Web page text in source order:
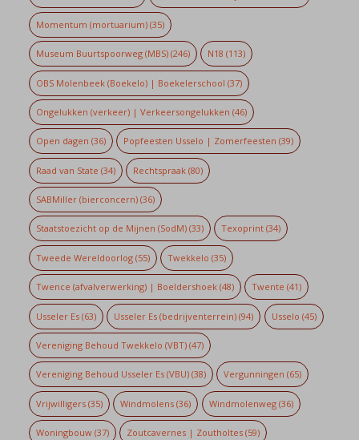
Momentum (mortuarium)(35)
Museum Buurtspoorweg (MBS)(246) N18 (113)
OBS Molenbeek (Boekelo) | Boekelerschool (37)
Ongelukken (verkeer) | Verkeersongelukken (46)
Open dagen (36) Popfeesten Usselo | Zomerfeesten (39)
Raad van State (34) Rechtspraak (80)
SABMiller (bierconcern)(36)
Staatstoezicht op de Mijnen (SodM)(33) Texoprint (34)
Tweede Wereldoorlog(55) Twekkelo (35)
Twence (afvalverwerking) | Boeldershoek(48) Twente (41)
Usseler Es(63) Usseler Es (bedrijventerrein) (94) Usselo (45)
Vereniging Behoud Twekkelo (VBT)(47)
Vereniging Behoud Usseler Es (VBU)(38) Vergunningen (65)
Vrijwilligers(35) Windmolens (36) Windmolenweg(36)
Woningbouw(37) Zoutcavernes | Zoutholtes (59)